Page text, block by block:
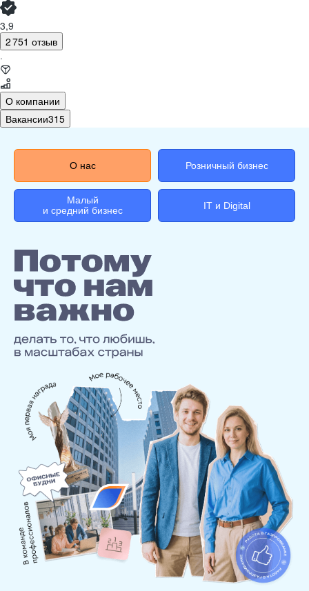
3,9
2 751 отзыв
·
О компании
Вакансии315
О нас Розничный бизнес
Малый
и средний бизнес
IT и Digital